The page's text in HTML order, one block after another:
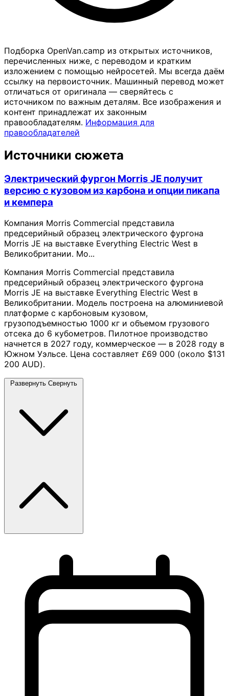
Подборка OpenVan.camp из открытых источников,
перечисленных ниже, с переводом и кратким
изложением с помощью нейросетей. Мы всегда даём
ссылку на первоисточник. Машинный перевод может
отличаться от оригинала — сверяйтесь с
источником по важным деталям. Все изображения и
контент принадлежат их законным
правообладателям. Информация для
правообладателей
Источники сюжета
Электрический фургон Morris JE получит
версию с кузовом из карбона и опции пикапа
и кемпера
Компания Morris Commercial представила
предсерийный образец электрического фургона
Morris JE на выставке Everything Electric West в
Великобритании. Мо...
Компания Morris Commercial представила
предсерийный образец электрического фургона
Morris JE на выставке Everything Electric West в
Великобритании. Модель построена на алюминиевой
платформе с карбоновым кузовом,
грузоподъемностью 1000 кг и объемом грузового
отсека до 6 кубометров. Пилотное производство
начнется в 2027 году, коммерческое — в 2028 году в
Южном Уэльсе. Цена составляет £69 000 (около $131
200 AUD).
Развернуть Свернуть